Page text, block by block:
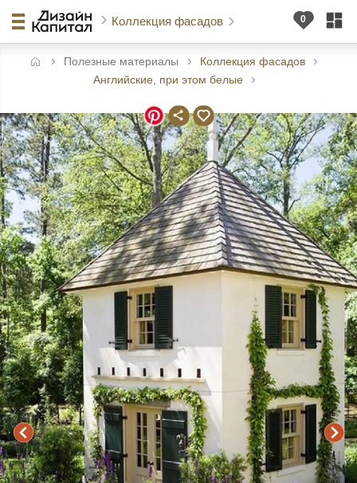
Коллекция фасадов
Полезные материалы
Коллекция фасадов
Английские, при этом белые